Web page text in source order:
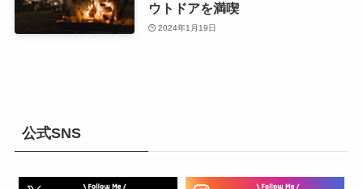
ウトドアを満喫
2024年1月19日
公式SNS